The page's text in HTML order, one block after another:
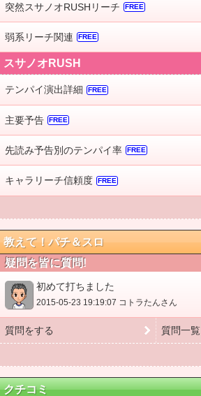
突然スサノオRUSHリーチ FREE
弱系リーチ関連 FREE
スサノオRUSH
テンパイ演出詳細 FREE
主要予告 FREE
先読み予告別のテンパイ率 FREE
キャラリーチ信頼度 FREE
教えて！パチ＆スロ
疑問を皆に質問!
初めて打ちました
2015-05-23 19:19:07 コトラたんさん
質問をする 質問一覧
クチコミ